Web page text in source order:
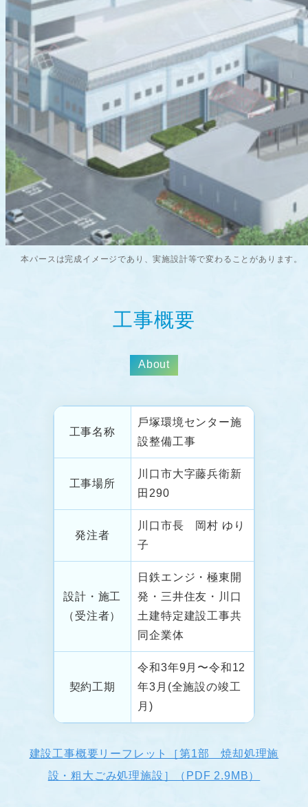
本パースは完成イメージであり、実施設計等で変わることがあります。
工事概要
About
工事名称
⼾塚環境センター施
設整備⼯事
⼯事場所
川⼝市⼤字藤兵衛新
⽥290
発注者
川⼝市長 岡村 ゆり
子
設計・施⼯
（受注者）
⽇鉄エンジ・極東開
発・三井住友・川⼝
⼟建特定建設⼯事共
同企業体
契約⼯期
令和3年9⽉〜令和12
年3⽉(全施設の竣⼯
⽉)
建設工事概要リーフレット［第1部 焼却処理施
設・粗大ごみ処理施設］（PDF 2.9MB）